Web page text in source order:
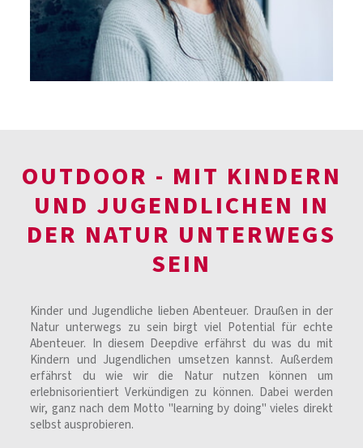
OUTDOOR - MIT KINDERN
UND JUGENDLICHEN IN
DER NATUR UNTERWEGS
SEIN
Kinder und Jugendliche lieben Abenteuer. Draußen in der
Natur unterwegs zu sein birgt viel Potential für echte
Abenteuer. In diesem Deepdive erfährst du was du mit
Kindern und Jugendlichen umsetzen kannst. Außerdem
erfährst du wie wir die Natur nutzen können um
erlebnisorientiert Verkündigen zu können. Dabei werden
wir, ganz nach dem Motto "learning by doing" vieles direkt
selbst ausprobieren.